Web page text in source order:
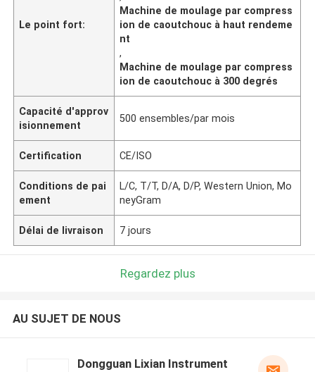
Le point fort:
Machine de moulage par compress
ion de caoutchouc à haut rendeme
nt
,
Machine de moulage par compress
ion de caoutchouc à 300 degrés
Capacité d'approv
isionnement
500 ensembles/par mois
Certification CE/ISO
Conditions de pai
ement
L/C, T/T, D/A, D/P, Western Union, Mo
neyGram
Délai de livraison 7 jours
Regardez plus
AU SUJET DE NOUS
Dongguan Lixian Instrument